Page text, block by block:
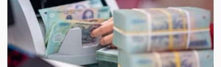
Sách
chính